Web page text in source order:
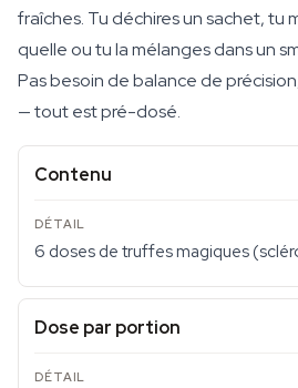
fraîches. Tu déchires un sachet, tu
quelle ou tu la mélanges dans un
Pas besoin de balance de
— tout est pré-dosé.
Contenu
6 doses de truffes magiques
Dose par portion